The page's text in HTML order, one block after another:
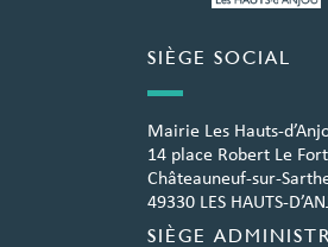
SIÈGE SOCIAL
Mairie Les Hauts-
14 place Robert Le Fort
Châteauneuf-sur-
49330 LES HAUTS-
SIÈGE